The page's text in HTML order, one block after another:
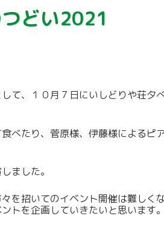
どい2021
て、１０月７日にいしどりや荘夕
べたり、菅原様、伊藤様によるピ
ました。
を招いてのイベント開催は難しく
トを企画していきたいと思います。